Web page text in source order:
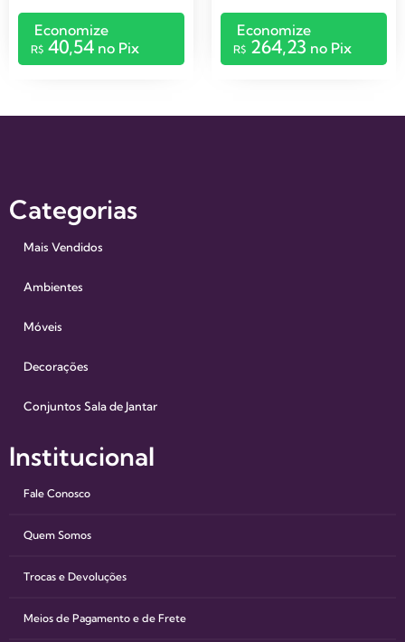
Economize
R$40,54no Pix
Economize
R$264,23 no Pix
Categorias
Mais Vendidos
Ambientes
Móveis
Decorações
Conjuntos Sala de Jantar
Institucional
Fale Conosco
Quem Somos
Trocas e Devoluções
Meios de Pagamento e de Frete